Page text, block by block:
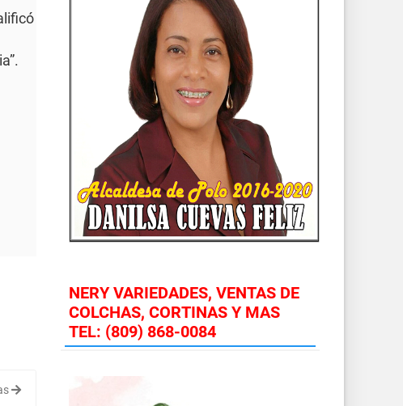
NERY VARIEDADES, VENTAS DE
COLCHAS, CORTINAS Y MAS
TEL: (809) 868-0084